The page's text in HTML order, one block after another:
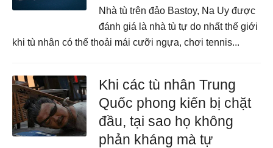
Nhà tù trên đảo Bastoy, Na Uy được
đánh giá là nhà tù tự do nhất thế giới
khi tù nhân có thể thoải mái cưỡi ngựa, chơi tennis...
Khi các tù nhân Trung
Quốc phong kiến bị chặt
đầu, tại sao họ không
phản kháng mà tự